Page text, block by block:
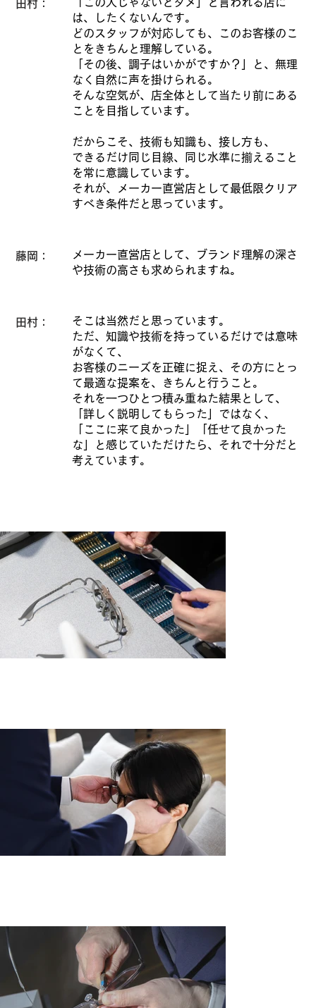
田村：
は、したくないんです。
どのスタッフが対応しても、このお客様のこ
とをきちんと理解している。
「その後、調子はいかがですか？」と、無理
なく自然に声を掛けられる。
そんな空気が、店全体として当たり前にある
ことを目指しています。
だからこそ、技術も知識も、接し方も、
できるだけ同じ目線、同じ水準に揃えること
を常に意識しています。
それが、メーカー直営店として最低限クリア
すべき条件だと思っています。
藤岡：
メーカー直営店として、ブランド理解の深さ
や技術の高さも求められますね。
田村：
そこは当然だと思っています。
ただ、知識や技術を持っているだけでは意味
がなくて、
お客様のニーズを正確に捉え、その方にとっ
て最適な提案を、きちんと行うこと。
それを一つひとつ積み重ねた結果として、
「詳しく説明してもらった」ではなく、
「ここに来て良かった」「任せて良かった
な」と感じていただけたら、それで十分だと
考えています。